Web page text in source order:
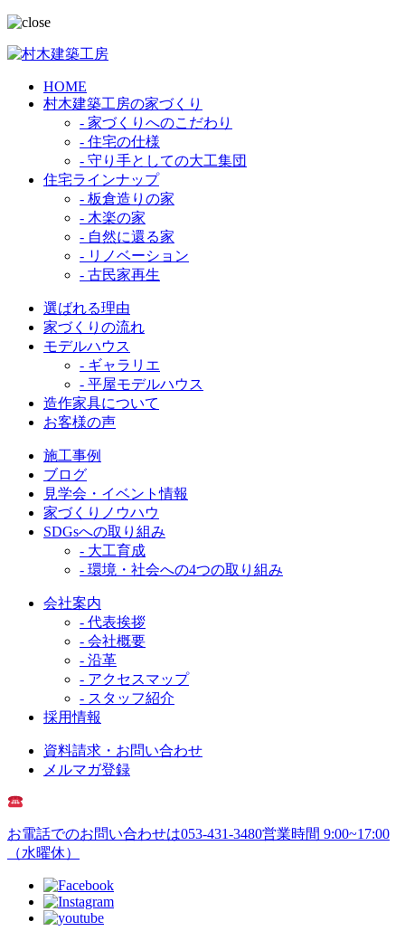
HOME
村木建築工房の家づくり
- 家づくりへのこだわり
- 住宅の仕様
- 守り手としての大工集団
住宅ラインナップ
- 板倉造りの家
- 木楽の家
- 自然に還る家
- リノベーション
- 古民家再生
選ばれる理由
家づくりの流れ
モデルハウス
- ギャラリエ
- 平屋モデルハウス
造作家具について
お客様の声
施工事例
ブログ
見学会・イベント情報
家づくりノウハウ
SDGsへの取り組み
- 大工育成
- 環境・社会への4つの取り組み
会社案内
- 代表挨拶
- 会社概要
- 沿革
- アクセスマップ
- スタッフ紹介
採用情報
資料請求・お問い合わせ
メルマガ登録
お電話でのお問い合わせは053-431-3480営業時間 9:00~17:00
（水曜休）